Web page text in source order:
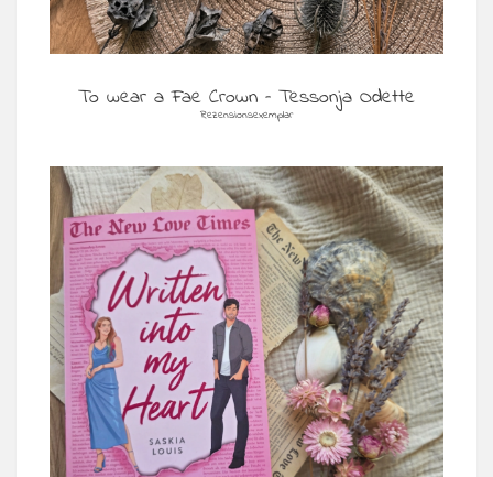
To wear a Fae Crown – Tessonja Odette
Rezensionsexemplar